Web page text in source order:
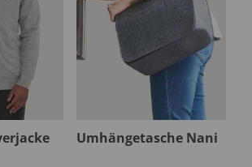
Umhängetasche Nani